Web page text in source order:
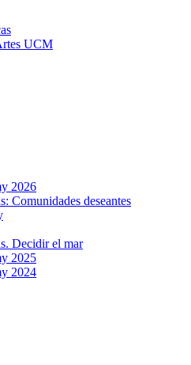
UCM
2026
Comunidades deseantes
Decidir el mar
2025
2024